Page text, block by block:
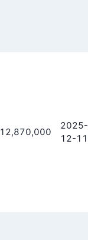
12,870,000
2025-
12-11